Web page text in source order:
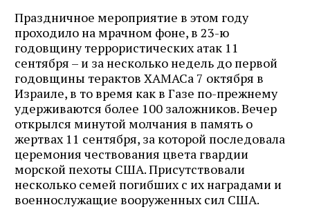
Праздничное мероприятие в этом году
проходило на мрачном фоне, в 23-ю
годовщину террористических атак 11
сентября – и за несколько недель до первой
годовщины терактов ХАМАСа 7 октября в
Израиле, в то время как в Газе по-прежнему
удерживаются более 100 заложников. Вечер
открылся минутой молчания в память о
жертвах 11 сентября, за которой последовала
церемония чествования цвета гвардии
морской пехоты США. Присутствовали
несколько семей погибших с их наградами и
военнослужащие вооруженных сил США.